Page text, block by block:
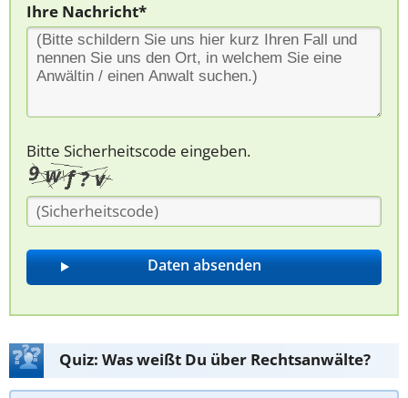
Ihre Nachricht*
Bitte Sicherheitscode eingeben.
Quiz: Was weißt Du über Rechtsanwälte?